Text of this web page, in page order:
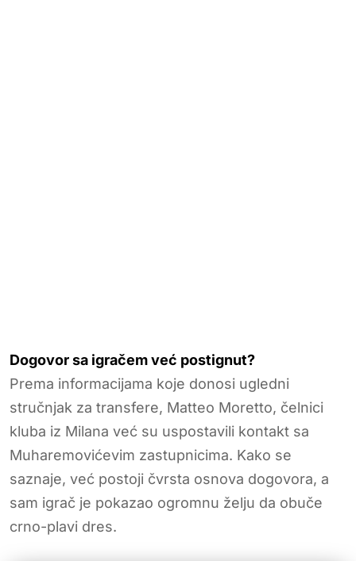
Dogovor sa igračem već postignut?
Prema informacijama koje donosi ugledni
stručnjak za transfere, Matteo Moretto, čelnici
kluba iz Milana već su uspostavili kontakt sa
Muharemovićevim zastupnicima. Kako se
saznaje, već postoji čvrsta osnova dogovora, a
sam igrač je pokazao ogromnu želju da obuče
crno-plavi dres.